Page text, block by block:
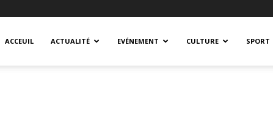
ACCEUIL ACTUALITÉ EVÉNEMENT CULTURE SPORT